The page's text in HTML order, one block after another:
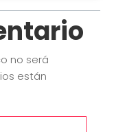
no será
están